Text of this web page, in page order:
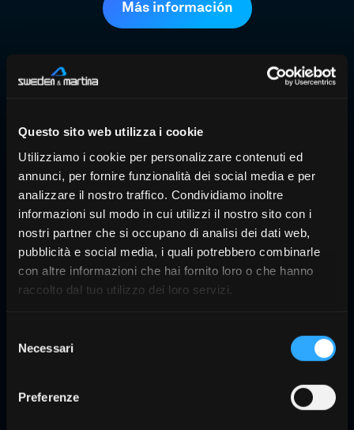
Questo sito web utilizza i cookie
Utilizziamo i cookie per personalizzare contenuti ed
annunci, per fornire funzionalità dei social media e per
analizzare il nostro traffico. Condividiamo inoltre
informazioni sul modo in cui utilizzi il nostro sito con i
nostri partner che si occupano di analisi dei dati web,
pubblicità e social media, i quali potrebbero combinarle
con altre informazioni che hai fornito loro o che hanno
raccolto dal tuo utilizzo dei loro servizi.
delNecessari
Preferenze
Más información
PREMIUM POWER SHELTA POWER
La fiabilidad de 30 años de experiencia